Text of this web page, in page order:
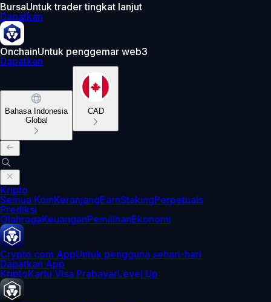
BursaUntuk trader tingkat lanjut
Dapatkan
OnchainUntuk penggemar web3
Dapatkan
Bahasa Indonesia
Global
CAD
Kripto
Semua KoinKeranjangEarnStakingPerpetuals
Prediksi
OlahragaKeuanganPemilihanEkonomi
Crypto.com AppUntuk pengguna sehari-hari
Dapatkan App
KriptoKartu Visa PrabayarLevel Up